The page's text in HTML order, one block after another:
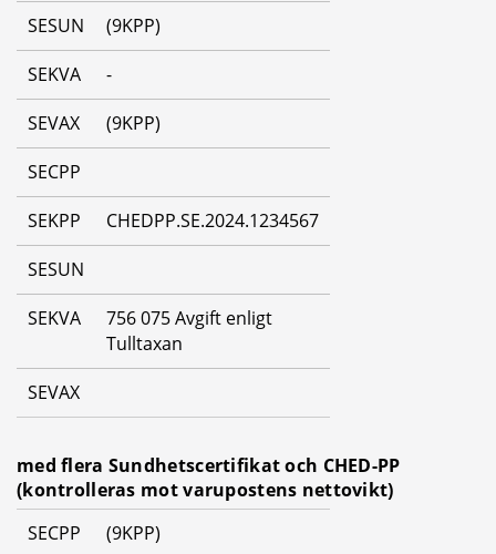
SESUN
(9KPP)
SEKVA
-
SEVAX
(9KPP)
SECPP
SEKPP
CHEDPP.SE.2024.1234567
SESUN
SEKVA
756 075 Avgift enligt
Tulltaxan
SEVAX
med flera Sundhetscertifikat och CHED-PP
(kontrolleras mot varupostens nettovikt)
SECPP
(9KPP)